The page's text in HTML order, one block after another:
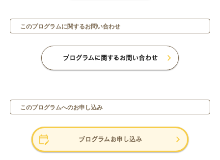
このプログラムに関するお問い合わせ
プログラムに関するお問い合わせ
このプログラムへのお申し込み
プログラムお申し込み